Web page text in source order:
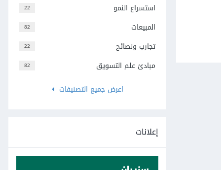
22 استسراع النمو
82 المبيعات
22 تجارب ونصائح
82
مبادئ علم التسويق
اعرض جميع التصنيفات
إعلانات